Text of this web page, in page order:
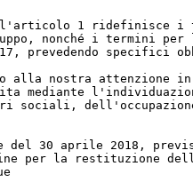
1 ridefinisce i
nonché i termini
prevedendo specifici
alla nostra attenzione
mediante
30 aprile 2018,
per la restituzione